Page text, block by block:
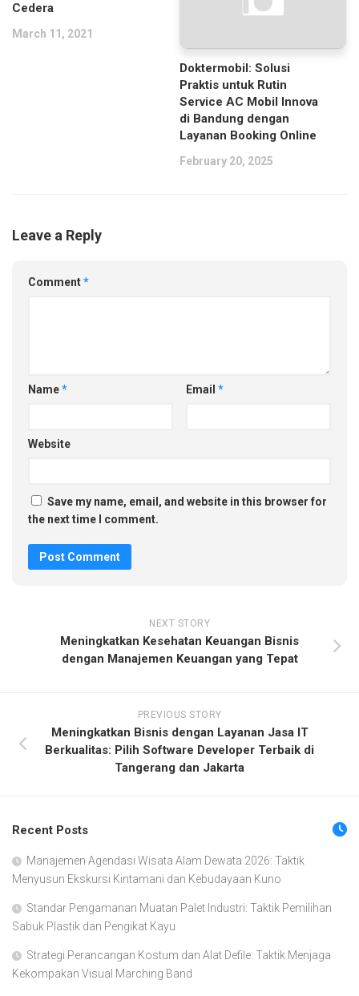
Cedera
March 11, 2021
Doktermobil: Solusi
Praktis untuk Rutin
Service AC Mobil Innova
di Bandung dengan
Layanan Booking Online
February 20, 2025
Leave a Reply
Comment*
Name* Email *
Website
Save my name, email, and website in this browser for
the next time I comment.
NEXT STORY
Meningkatkan Kesehatan Keuangan Bisnis
dengan Manajemen Keuangan yang Tepat
PREVIOUS STORY
Meningkatkan Bisnis dengan Layanan Jasa IT
Berkualitas: Pilih Software Developer Terbaik di
Tangerang dan Jakarta
Recent Posts
Manajemen Agendasi Wisata Alam Dewata 2026: Taktik
Menyusun Ekskursi Kintamani dan Kebudayaan Kuno
Standar Pengamanan Muatan Palet Industri: Taktik Pemilihan
Sabuk Plastik dan Pengikat Kayu
Strategi Perancangan Kostum dan Alat Defile: Taktik Menjaga
Kekompakan Visual Marching Band